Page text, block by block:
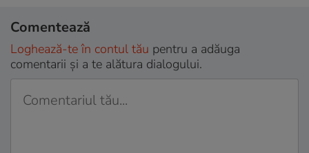
Comentează
Loghează-te în contul tău pentru a adăuga
comentarii și a te alătura dialogului.